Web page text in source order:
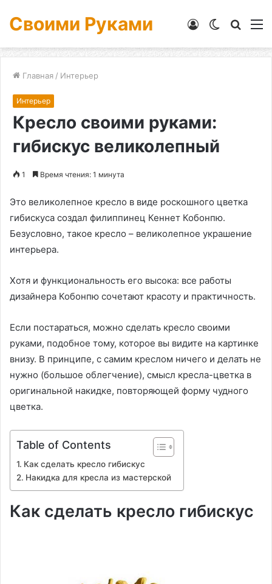
Своими Руками
Switch
Войти
Главная / Интерьер
Интерьер
Кресло своими руками:
гибискус великолепный
1 Время чтения: 1 минута
Это великолепное кресло в виде роскошного цветка
гибискуса создал филиппинец Кеннет Кобонпю.
Безусловно, такое кресло – великолепное украшение
интерьера.
Хотя и функциональность его высока: все работы
дизайнера Кобонпю сочетают красоту и практичность.
Если постараться, можно сделать кресло своими
руками, подобное тому, которое вы видите на картинке
внизу. В принципе, с самим креслом ничего и делать не
нужно (большое облегчение), смысл кресла-цветка в
оригинальной накидке, повторяющей форму чудного
цветка.
Table of Contents
Как сделать кресло гибискус
Накидка для кресла из мастерской
Как сделать кресло гибискус